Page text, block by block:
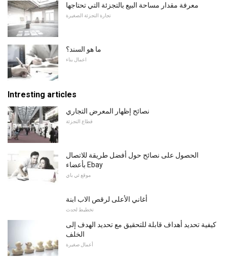
معرفة مقدار مساحة البيع بالتجزئة التي تحتاجها
تجارة التجزئة الصغيرة
ما هو السند؟
اعمال بناء
Intresting articles
نصائح إظهار المعرض التجاري
قطاع التجزئة
الحصول على نصائح حول أفضل طريقة للاتصال
بأعضاء Ebay
موقع ئي باي
أغاني الأعلى لرقص الاب ابنة
تخطيط لحدث
كيفية تحديد أهداف قابلة للتحقيق مع تحديد الهدف إلى
الخلف
أعمال صغيرة